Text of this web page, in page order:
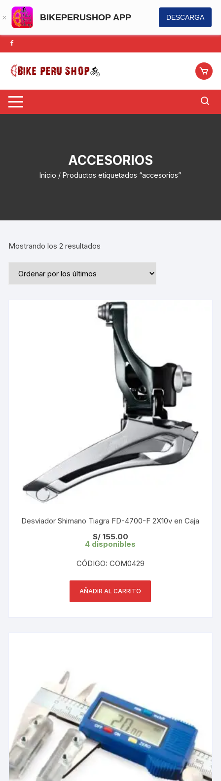
BIKEPERUSHOP APP DESCARGA
Saltar
al
contenido
ACCESORIOS
Inicio / Productos etiquetados “accesorios”
Mostrando los 2 resultados
Desviador Shimano Tiagra FD-4700-F 2X10v en Caja
S/155.00
4 disponibles
CÓDIGO: COM0429
AÑADIR AL CARRITO